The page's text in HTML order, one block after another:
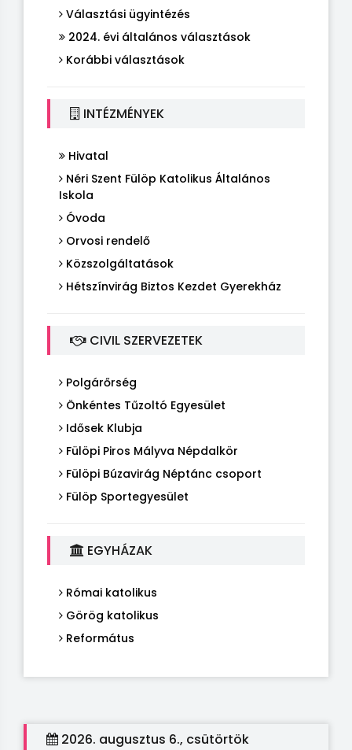
Választási ügyintézés
2024. évi általános választások
Korábbi választások
INTÉZMÉNYEK
Hivatal
Néri Szent Fülöp Katolikus Általános
Iskola
Óvoda
Orvosi rendelő
Közszolgáltatások
Hétszínvirág Biztos Kezdet Gyerekház
CIVIL SZERVEZETEK
Polgárőrség
Önkéntes Tűzoltó Egyesület
Idősek Klubja
Fülöpi Piros Mályva Népdalkör
Fülöpi Búzavirág Néptánc csoport
Fülöp Sportegyesület
EGYHÁZAK
Római katolikus
Görög katolikus
Református
2026. augusztus 6., csütörtök